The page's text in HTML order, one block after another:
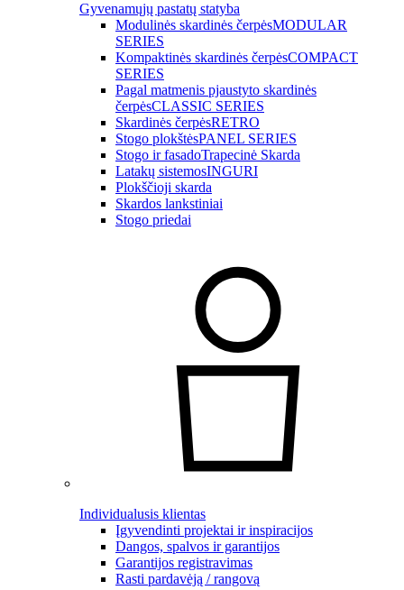
Gyvenamųjų pastatų statyba
Modulinės skardinės čerpėsMODULAR
SERIES
Kompaktinės skardinės čerpėsCOMPACT
SERIES
Pagal matmenis pjaustyto skardinės
čerpėsCLASSIC SERIES
Skardinės čerpėsRETRO
Stogo plokštėsPANEL SERIES
Stogo ir fasadoTrapecinė Skarda
Latakų sistemosINGURI
Plokščioji skarda
Skardos lankstiniai
Stogo priedai
Individualusis klientas
Įgyvendinti projektai ir inspiracijos
Dangos, spalvos ir garantijos
Garantijos registravimas
Rasti pardavėją / rangovą